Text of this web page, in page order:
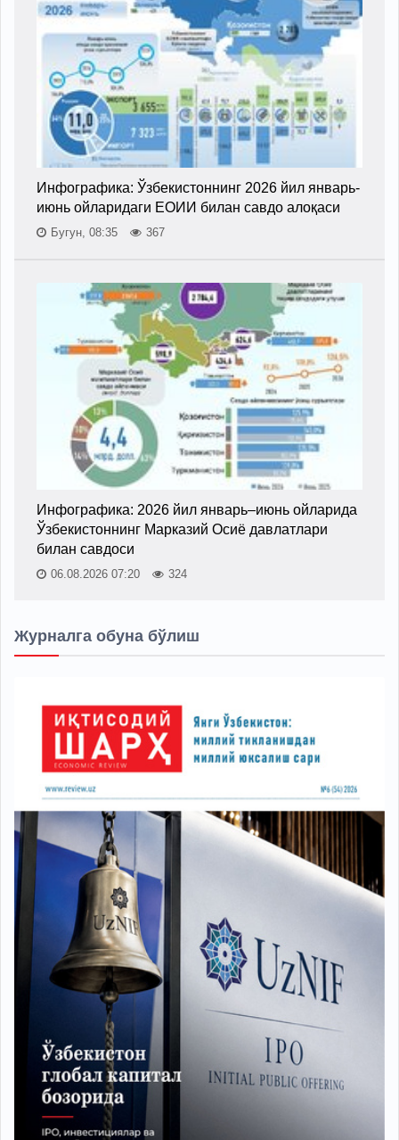
Инфографика: Ўзбекистоннинг 2026 йил январь-
июнь ойларидаги ЕОИИ билан савдо алоқаси
Бугун, 08:35 367
Инфографика: 2026 йил январь–июнь ойларида
Ўзбекистоннинг Марказий Осиё давлатлари
билан савдоси
06.08.2026 07:20 324
Журналга обуна бўлиш